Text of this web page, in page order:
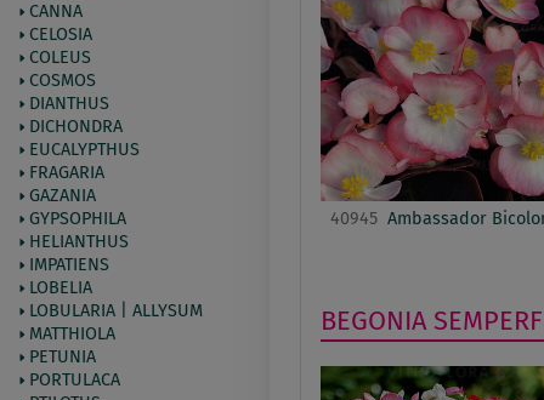
CANNA
CELOSIA
COLEUS
COSMOS
DIANTHUS
DICHONDRA
EUCALYPTHUS
FRAGARIA
GAZANIA
GYPSOPHILA
HELIANTHUS
IMPATIENS
LOBELIA
LOBULARIA | ALLYSUM
MATTHIOLA
PETUNIA
PORTULACA
40945 Ambassador
BEGONIA